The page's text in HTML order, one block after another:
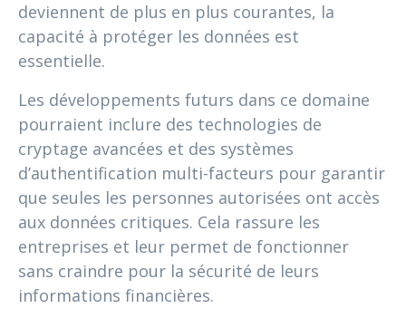
deviennent de plus en plus courantes, la
capacité à protéger les données est
essentielle.
Les développements futurs dans ce domaine
pourraient inclure des technologies de
cryptage avancées et des systèmes
d’authentification multi-facteurs pour garantir
que seules les personnes autorisées ont accès
aux données critiques. Cela rassure les
entreprises et leur permet de fonctionner
sans craindre pour la sécurité de leurs
informations financières.